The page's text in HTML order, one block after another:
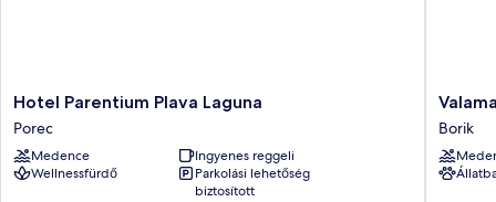
Hotel
Parentium
Plava
Laguna
Porec
Hotel Parentium Plava Laguna
Porec
Medence
Ingyenes reggeli
Wellnessfürdő
Parkolási lehetőség
biztosított
Valamar
Hotel
Borik
Borik